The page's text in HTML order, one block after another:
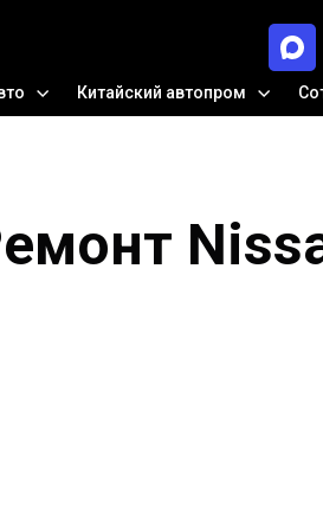
Китайский автопром